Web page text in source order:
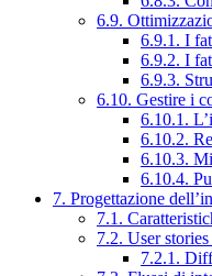
6.9.
6.9.1. I
6.9.2. I
6.9.3.
6.10. Gestire i
6.10.1.
6.10.2.
6.10.3.
6.10.4.
7. Progettazione
7.1.
7.2. User
7.2.1.